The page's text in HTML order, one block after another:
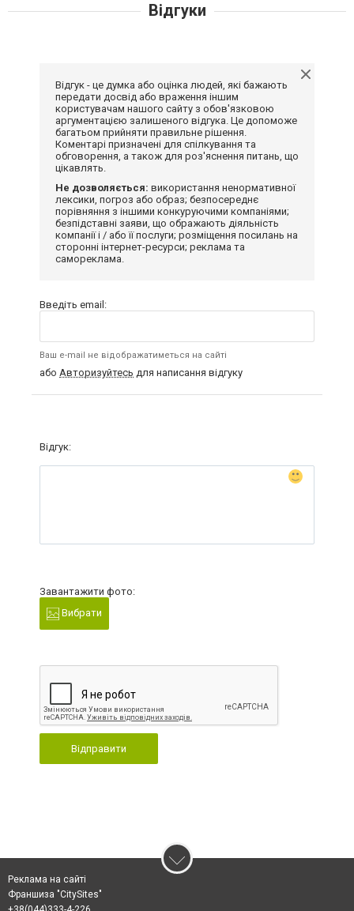
Відгуки
Відгук - це думка або оцінка людей, які бажають
передати досвід або враження іншим
користувачам нашого сайту з обов'язковою
аргументацією залишеного відгука. Це допоможе
багатьом прийняти правильне рішення.
Коментарі призначені для спілкування та
обговорення, а також для роз'яснення питань, що
цікавлять.
Не дозволяється: використання ненормативної
лексики, погроз або образ; безпосереднє
порівняння з іншими конкуруючими компаніями;
безпідставні заяви, що ображають діяльність
компанії і / або її послуги; розміщення посилань на
сторонні інтернет-ресурси; реклама та
самореклама.
Введіть email:
Ваш e-mail не відображатиметься на сайті
або Авторизуйтесь для написання відгуку
Відгук:
Завантажити фото:
Вибрати
Відправити
Реклама на сайті
Франшиза "CitySites"